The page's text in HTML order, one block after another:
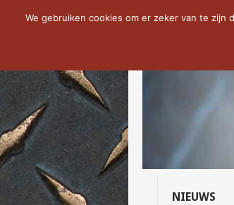
NOW TRENDING:
NIEUWS
We gebruiken cookies om er zeker van te